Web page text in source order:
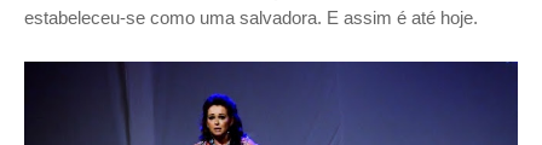
estabeleceu-se como uma salvadora. E assim é até hoje.